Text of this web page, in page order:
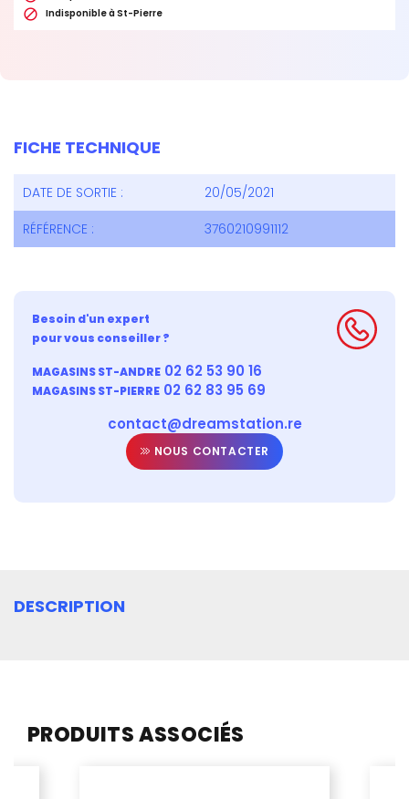
 Indisponible à St-Pierre
FICHE TECHNIQUE
DATE DE SORTIE :
20/05/2021
RÉFÉRENCE :
3760210991112
Besoin d'un expert
pour vous conseiller ?
MAGASINS ST-ANDRE 02 62 53 90 16
MAGASINS ST-PIERRE 02 62 83 95 69
contact@dreamstation.re
NOUS CONTACTER
DESCRIPTION
PRODUITS ASSOCIÉS